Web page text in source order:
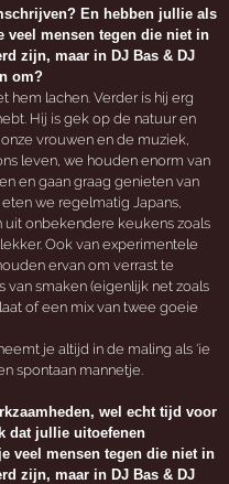
En hebben jullie als
veel mensen tegen die niet in
zijn, maar in DJ Bas & DJ
om?
hem lachen. Verder is hij erg
Hij is gek op de natuur en
vrouwen en de muziek,
leven, we houden enorm van
en gaan graag genieten van
we regelmatig Japans,
uit onbekendere keukens zoals
Ook van experimentele
ervan om verrast te
smaken (eigenlijk net zoals
of een mix van twee goeie
je altijd in de maling als ‘ie
spontaan mannetje.
wel echt tijd voor
dat jullie uitoefenen
veel mensen tegen die niet in
zijn, maar in DJ Bas & DJ